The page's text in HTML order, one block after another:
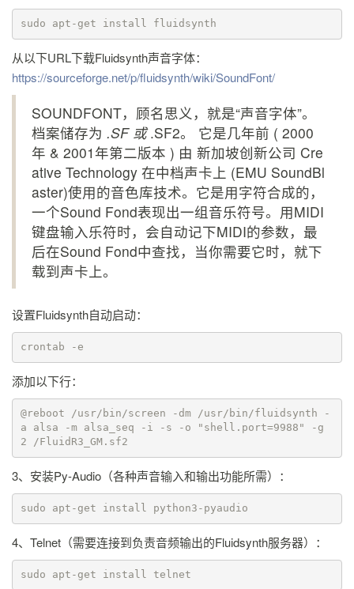
sudo apt-get install fluidsynth
从以下URL下载Fluidsynth声音字体：
https://sourceforge.net/p/fluidsynth/wiki/SoundFont/
SOUNDFONT，顾名思义，就是“声音字体”。
档案储存为 .SF 或.SF2。 它是几年前 ( 2000
年 & 2001年第二版本 ) 由 新加坡创新公司 Cre
ative Technology 在中档声卡上 (EMU SoundBl
aster)使用的音色库技术。它是用字符合成的，
一个Sound Fond表现出一组音乐符号。用MIDI
键盘输入乐符时，会自动记下MIDI的参数，最
后在Sound Fond中查找，当你需要它时，就下
载到声卡上。
设置Fluidsynth自动启动：
crontab -e
添加以下行：
@reboot /usr/bin/screen -dm /usr/bin/fluidsynth -
a alsa -m alsa_seq -i -s -o "shell.port=9988" -g
2 /FluidR3_GM.sf2
3、安装Py-Audio（各种声音输入和输出功能所需）：
sudo apt-get install python3-pyaudio
4、Telnet（需要连接到负责音频输出的Fluidsynth服务器）：
sudo apt-get install telnet